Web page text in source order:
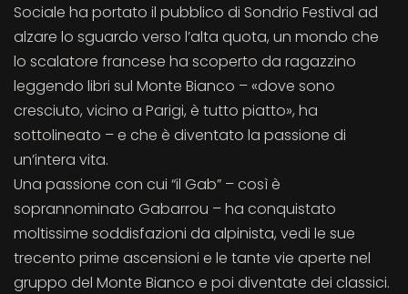
Sociale ha portato il pubblico di Sondrio Festival ad
alzare lo sguardo verso l’alta quota, un mondo che
lo scalatore francese ha scoperto da ragazzino
leggendo libri sul Monte Bianco – «dove sono
cresciuto, vicino a Parigi, è tutto piatto», ha
sottolineato – e che è diventato la passione di
un’intera vita.
Una passione con cui “il Gab” – così è
soprannominato Gabarrou – ha conquistato
moltissime soddisfazioni da alpinista, vedi le sue
trecento prime ascensioni e le tante vie aperte nel
gruppo del Monte Bianco e poi diventate dei classici.